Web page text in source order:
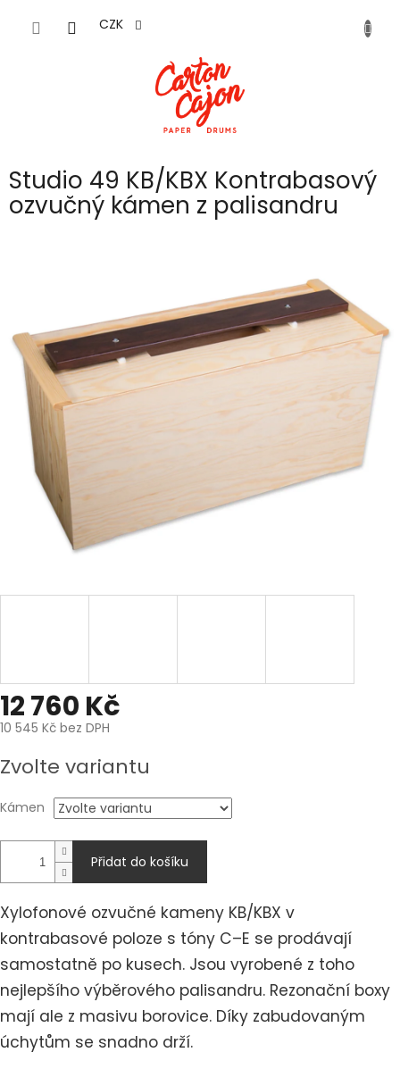
CZK
Studio 49 KB/KBX Kontrabasový
ozvučný kámen z palisandru
12 760 Kč
10 545 Kč bez DPH
cena:
Zvolte variantu
Kámen
Přidat do košíku
Xylofonové ozvučné kameny KB/KBX v
kontrabasové poloze s tóny C–E se prodávají
samostatně po kusech. Jsou vyrobené z toho
nejlepšího výběrového palisandru. Rezonační boxy
mají ale z masivu borovice. Díky zabudovaným
úchytům se snadno drží.